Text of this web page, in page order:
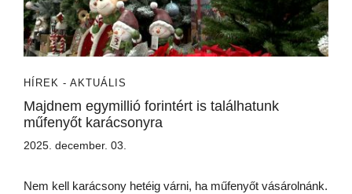
HÍREK - AKTUÁLIS
Majdnem egymillió forintért is találhatunk
műfenyőt karácsonyra
2025. december. 03.
Nem kell karácsony hetéig várni, ha műfenyőt vásárolnánk.